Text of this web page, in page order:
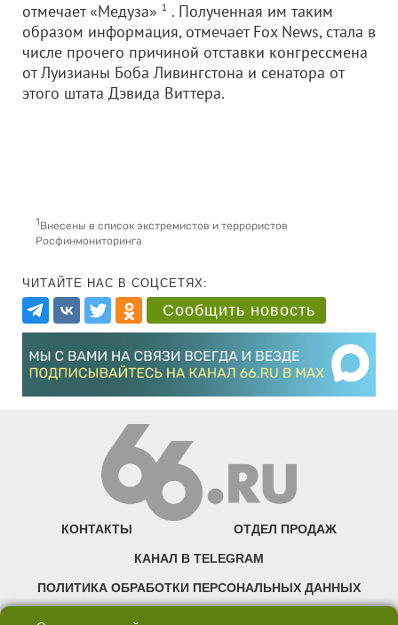
отмечает «Медуза» 1 . Полученная им таким
образом информация, отмечает Fox News, стала в
числе прочего причиной отставки конгрессмена
от Луизианы Боба Ливингстона и сенатора от
этого штата Дэвида Виттера.
1Внесены в список экстремистов и террористов
Росфинмониторинга
ЧИТАЙТЕ НАС В СОЦСЕТЯХ:
Сообщить новость
КОНТАКТЫ ОТДЕЛ ПРОДАЖ
КАНАЛ В TELEGRAM
ПОЛИТИКА ОБРАБОТКИ ПЕРСОНАЛЬНЫХ ДАННЫХ